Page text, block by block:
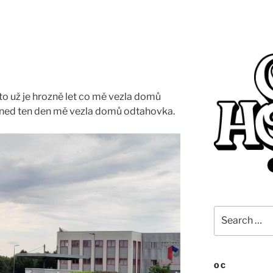
už je hrozně let co mě vezla domů
ten den mě vezla domů odtahovka.
for:
OC